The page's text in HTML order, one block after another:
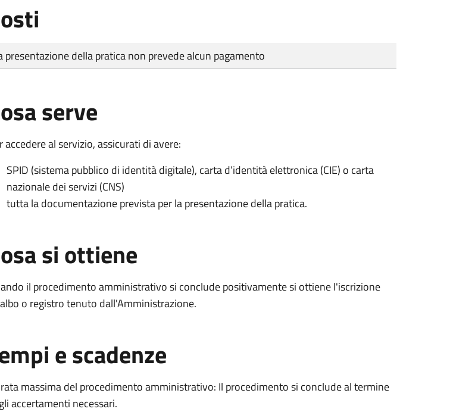
di pagamento
presentazione della pratica non prevede alcun pagamento
serve
accedere al servizio, assicurati di avere:
SPID (sistema pubblico di identità digitale), carta d’identità elettronica (CIE) o carta
nazionale dei servizi (CNS)
tutta la documentazione prevista per la presentazione della pratica.
si ottiene
il procedimento amministrativo si conclude positivamente si ottiene l'iscrizione
o registro tenuto dall'Amministrazione.
e scadenze
massima del procedimento amministrativo: Il procedimento si conclude al termine
accertamenti necessari.